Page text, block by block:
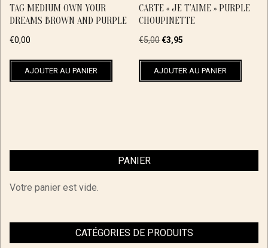
TAG MEDIUM OWN YOUR
DREAMS BROWN AND PURPLE
€0,00
AJOUTER AU PANIER
CARTE « JE T’AIME » PURPLE
CHOUPINETTE
€5,00Le
initial
€3,95
actuel
AJOUTER AU PANIER
PANIER
Votre panier est vide.
CATÉGORIES DE PRODUITS